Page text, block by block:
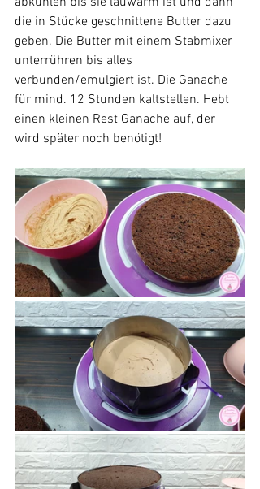
die in Stücke geschnittene Butter dazu
geben. Die Butter mit einem Stabmixer
unterrühren bis alles
verbunden/emulgiert ist. Die Ganache
für mind. 12 Stunden kaltstellen. Hebt
einen kleinen Rest Ganache auf, der
wird später noch benötigt!